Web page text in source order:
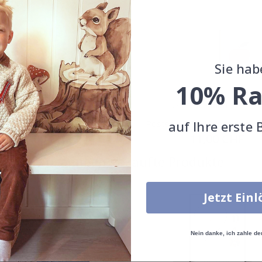
Süßer Tiger
Special
Price
11,00 CHF
Poster - Apfel Meines Auges
Zusammen gekaufte Produkte
Sie
10%
auf Ihre erste
Jetzt
Nein danke, ich zahle